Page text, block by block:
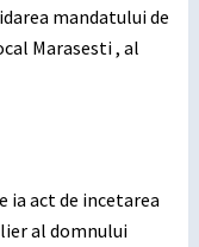
mandatului de
Marasesti , al
ia act de incetarea
al domnului